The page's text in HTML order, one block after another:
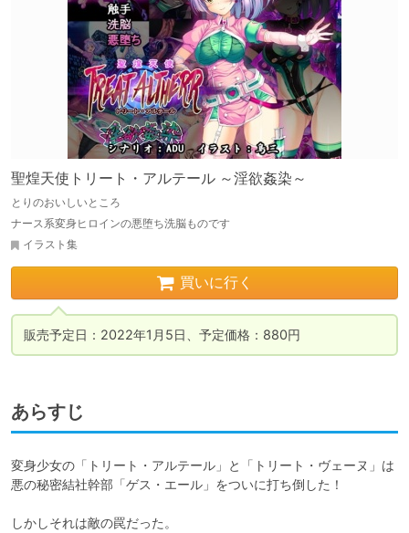
聖煌天使トリート・アルテール ～淫欲姦染～
とりのおいしいところ
ナース系変身ヒロインの悪堕ち洗脳ものです
イラスト集
買いに行く
販売予定日：2022年1月5日、予定価格：880円
あらすじ
変身少女の「トリート・アルテール」と「トリート・ヴェーヌ」は
悪の秘密結社幹部「ゲス・エール」をついに打ち倒した！
しかしそれは敵の罠だった。